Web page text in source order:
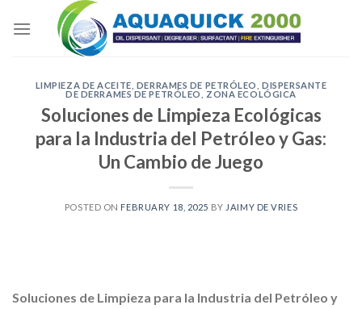
LIMPIEZA DE ACEITE DERRAMES DE PETRÓLEO ,DISPERSANTE
DE DERRAMES DE PETRÓLEO
ZONA ECOLÓGICA
Soluciones de Limpieza Ecológicas
para la Industria del Petróleo y Gas:
Un Cambio de Juego
POSTED ON FEBRUARY 18, 2025 BY JAIMY DE VRIES
Soluciones de Limpieza para la Industria del Petróleo y